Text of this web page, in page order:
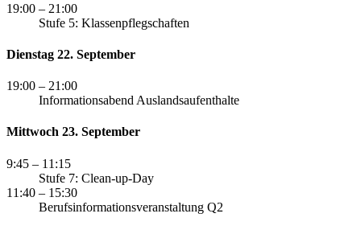
19:00 – 21:00
Stufe 5: Klassenpflegschaften
Dienstag 22. September
19:00 – 21:00
Informationsabend Auslandsaufenthalte
Mittwoch 23. September
9:45 – 11:15
Stufe 7: Clean-up-Day
11:40 – 15:30
Berufsinformationsveranstaltung Q2